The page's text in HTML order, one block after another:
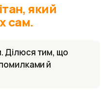
який
сам.
Ділюся тим, що
й